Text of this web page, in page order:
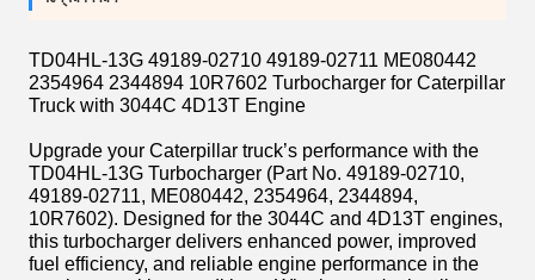
TD04HL-13G 49189-02710 49189-02711 ME080442
2354964 2344894 10R7602 Turbocharger for Caterpillar
Truck with 3044C 4D13T Engine
Upgrade your Caterpillar truck’s performance with the
TD04HL-13G Turbocharger (Part No. 49189-02710,
49189-02711, ME080442, 2354964, 2344894,
10R7602). Designed for the 3044C and 4D13T engines,
this turbocharger delivers enhanced power, improved
fuel efficiency, and reliable engine performance in the